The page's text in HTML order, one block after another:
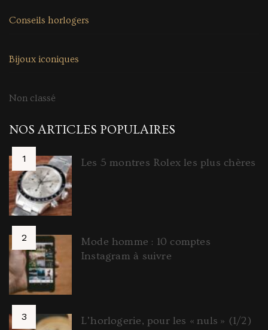
Conseils horlogers
Bijoux iconiques
Non classé
NOS ARTICLES POPULAIRES
Les 5 montres Rolex les plus chères
Mode homme : 10 comptes
Instagram à suivre
L’horlogerie, pour les « nuls » (1/2)